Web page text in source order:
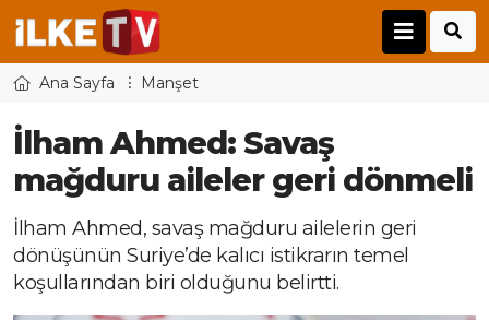
Ana Sayfa Manşet
İlham Ahmed: Savaş
mağduru aileler geri dönmeli
İlham Ahmed, savaş mağduru ailelerin geri
dönüşünün Suriye’de kalıcı istikrarın temel
koşullarından biri olduğunu belirtti.